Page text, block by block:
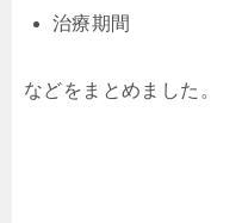
治療期間
などをまとめました。